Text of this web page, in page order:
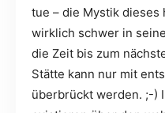
tue – die Mystik
wirklich schwer in
die Zeit bis zum
Stätte kann nur mit
überbrückt werden. ;-)